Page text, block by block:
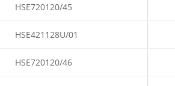
HSE720120/45
HSE421128U/01
HSE720120/46